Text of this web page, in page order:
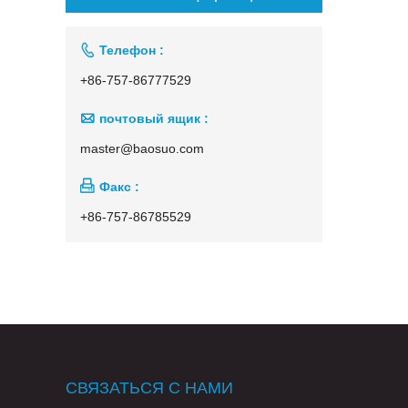
 Телефон :
+86-757-86777529
 почтовый ящик :
master@baosuo.com
 Факс :
+86-757-86785529
СВЯЗАТЬСЯ С НАМИ